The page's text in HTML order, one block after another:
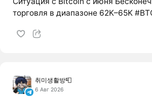
торговля в диапазоне 62K–65K
취미생활방📮
6 Авг 2026